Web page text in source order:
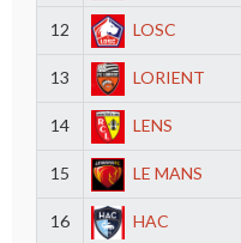
12 LOSC
13 LORIENT
14 LENS
15 LE MANS
16 HAC